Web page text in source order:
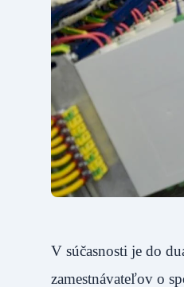
V súčasnosti je do
zamestnávateľov o